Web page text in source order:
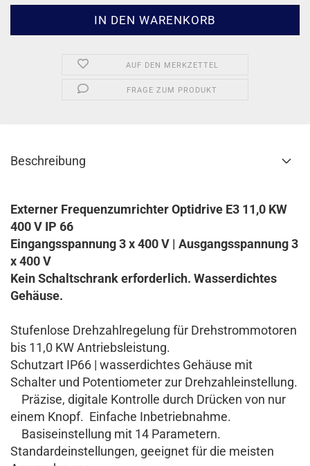
AUF DEN MERKZETTEL
FRAGE ZUM PRODUKT
Beschreibung
Externer Frequenzumrichter Optidrive E3 11,0 KW
400 V IP 66
Eingangsspannung 3 x 400 V | Ausgangsspannung 3
x 400 V
Kein Schaltschrank erforderlich. Wasserdichtes
Gehäuse.
Stufenlose Drehzahlregelung für Drehstrommotoren
bis 11,0 KW Antriebsleistung.
Schutzart IP66 | wasserdichtes Gehäuse mit
Schalter und Potentiometer zur Drehzahleinstellung.
Präzise, digitale Kontrolle durch Drücken von nur
einem Knopf. Einfache Inbetriebnahme.
Basiseinstellung mit 14 Parametern.
Standardeinstellungen, geeignet für die meisten